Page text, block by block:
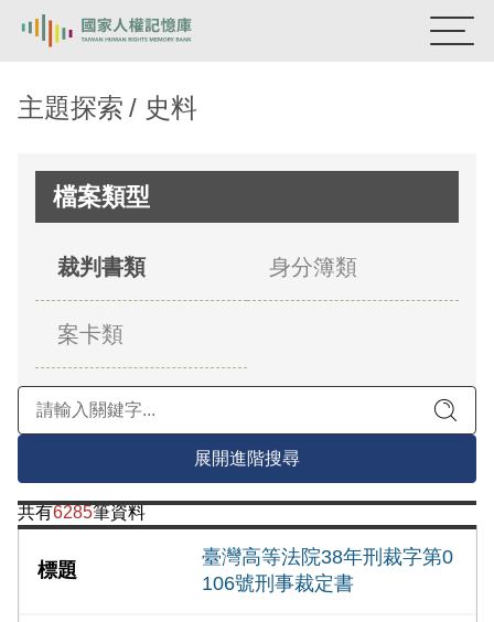
新生訓導處
關於我們
意見信箱
主題探索 史料
檔案類型
裁判書類 身分簿類
案卡類
展開進階搜尋
共有6285筆資料
臺灣高等法院38年刑裁字第0
106號刑事裁定書